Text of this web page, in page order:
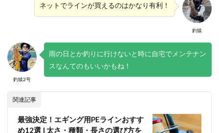
釣猿
ネットでラインが買えるのはかなり有利！
釣猿2号
雨の日とか釣りに行けないと時に自宅でメンテナン
スなんてのもいいかもね！
関連記事
最強決定！エギング用PEラインおすす
め12選 | 太さ・種類・長さの選び方を